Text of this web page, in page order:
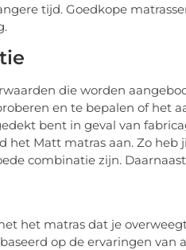
tijd. Goedkope
die worden
en te bepalen of het
bent in geval van
het Matt matras aan. Zo
combinatie zijn.
het matras dat je
op de ervaringen van